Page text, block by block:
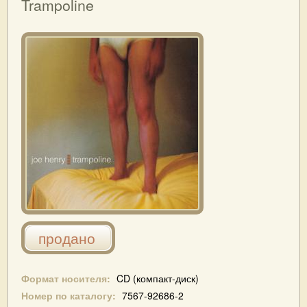
Trampoline
продано
Формат носителя: CD (компакт-диск)
Номер по каталогу: 7567-92686-2